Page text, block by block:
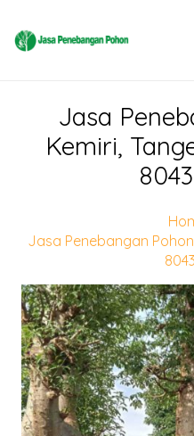
Jasa
Kemiri,
Jasa Penebangan